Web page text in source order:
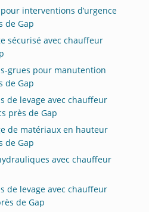
interventions d’urgence
de Gap
sécurisé avec chauffeur
grues pour manutention
de Gap
de levage avec chauffeur
près de Gap
de matériaux en hauteur
de Gap
avec chauffeur
de levage avec chauffeur
de Gap